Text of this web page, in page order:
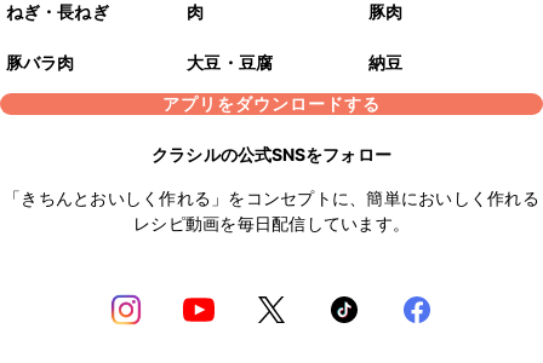
ねぎ・長ねぎ 肉 豚肉
豚バラ肉 大豆・豆腐
納豆
アプリをダウンロードする
クラシルの公式SNSをフォロー
「きちんとおいしく作れる」をコンセプトに、簡単においしく作れる
レシピ動画を毎日配信しています。